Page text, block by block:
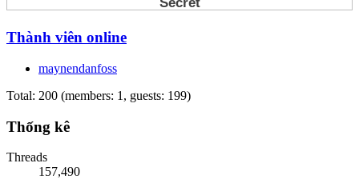
Thành viên online
maynendanfoss
Total: 200 (members: 1, guests: 199)
Thống kê
Threads
157,490